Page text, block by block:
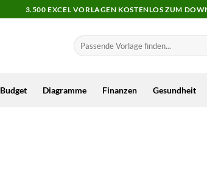
3.500 EXCEL VORLAGEN KOSTENLOS ZUM
Budget Diagramme Finanzen Gesundheit